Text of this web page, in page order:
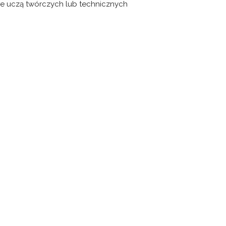
uczą twórczych lub technicznych